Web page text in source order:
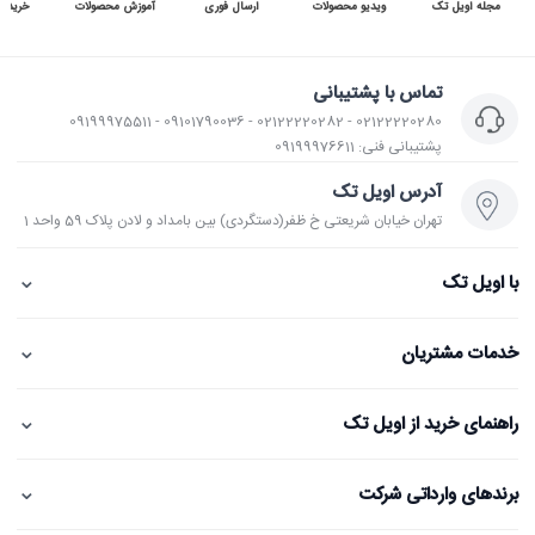
مجله اویل تک ویدیو محصولات ارسال فوری آموزش محصولات خرید
تماس با پشتیبانی
02122220280 - 02122220282 - 09101790036 - 09199975511
پشتیبانی فنی: 09199976611
آدرس اویل تک
تهران خیابان شریعتی خ ظفر(دستگردی) بین بامداد و لادن پلاک 59 واحد 1
با اویل تک ⌄
خدمات مشتریان ⌄
راهنمای خرید از اویل تک ⌄
برندهای وارداتی شرکت ⌄